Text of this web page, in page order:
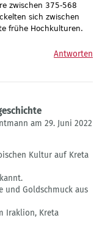
zwischen 375-568
sich zwischen
frühe Hochkulturen.
Antworten
am 29. Juni 2022
Kultur auf Kreta
und Goldschmuck aus
Iraklion, Kreta